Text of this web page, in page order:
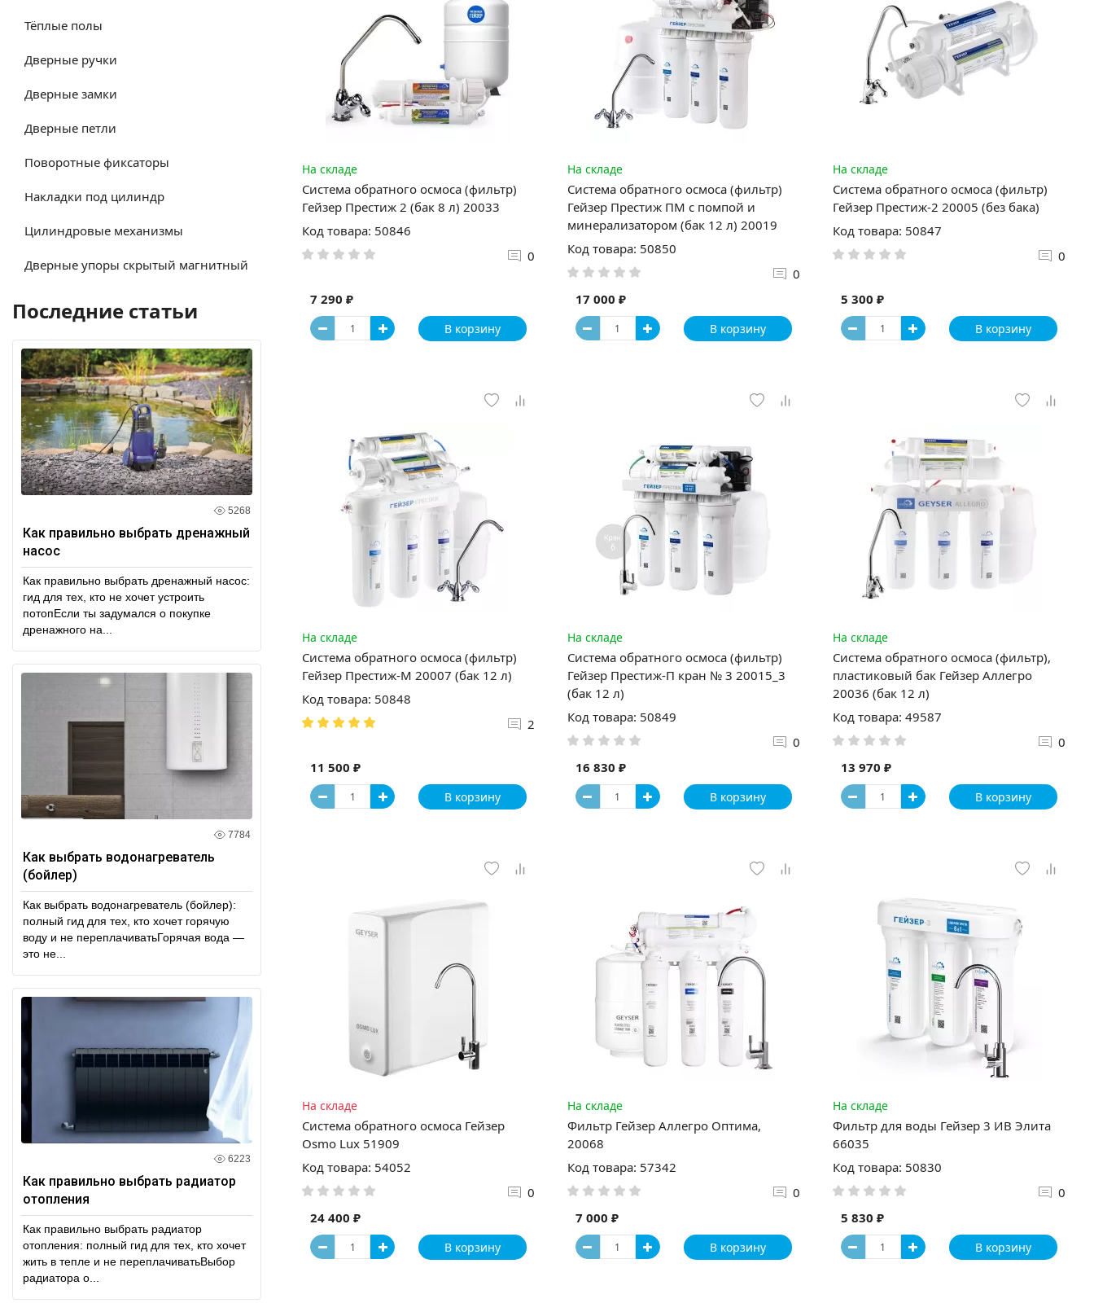
Тёплые полы
Дверные ручки
Дверные замки
Дверные петли
Поворотные фиксаторы
Накладки под цилиндр
Цилиндровые механизмы
Дверные упоры скрытый магнитный
Последние статьи
5268
Как правильно выбрать дренажный
насос
Как правильно выбрать дренажный насос:
гид для тех, кто не хочет устроить
потопЕсли ты задумался о покупке
дренажного на...
7784
Как выбрать водонагреватель
(бойлер)
Как выбрать водонагреватель (бойлер):
полный гид для тех, кто хочет горячую
воду и не переплачиватьГорячая вода —
это не...
6223
Как правильно выбрать радиатор
отопления
Как правильно выбрать радиатор
отопления: полный гид для тех, кто хочет
жить в тепле и не переплачиватьВыбор
радиатора о...
На складе
Система обратного осмоса (фильтр)
Гейзер Престиж 2 (бак 8 л) 20033
Код товара: 50846
0
7 290 ₽
В корзину
На складе
Система обратного осмоса (фильтр)
Гейзер Престиж ПМ с помпой и
минерализатором (бак 12 л) 20019
Код товара: 50850
0
17 000 ₽
В корзину
На складе
Система обратного осмоса (фильтр)
Гейзер Престиж-2 20005 (без бака)
Код товара: 50847
0
5 300 ₽
В корзину
На складе
Система обратного осмоса (фильтр)
Гейзер Престиж-M 20007 (бак 12 л)
Код товара: 50848
2
11 500 ₽
В корзину
На складе
Система обратного осмоса (фильтр)
Гейзер Престиж-П кран № 3 20015_3
(бак 12 л)
Код товара: 50849
0
16 830 ₽
В корзину
На складе
Система обратного осмоса (фильтр),
пластиковый бак Гейзер Аллегро
20036 (бак 12 л)
Код товара: 49587
0
13 970 ₽
В корзину
На складе
Система обратного осмоса Гейзер
Osmo Lux 51909
Код товара: 54052
0
24 400 ₽
В корзину
На складе
Фильтр Гейзер Аллегро Оптима,
20068
Код товара: 57342
0
7 000 ₽
В корзину
На складе
Фильтр для воды Гейзер 3 ИВ Элита
66035
Код товара: 50830
0
5 830 ₽
В корзину